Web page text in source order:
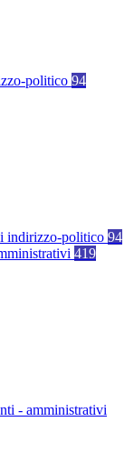
politico 94
indirizzo-politico 94
419
- amministrativi